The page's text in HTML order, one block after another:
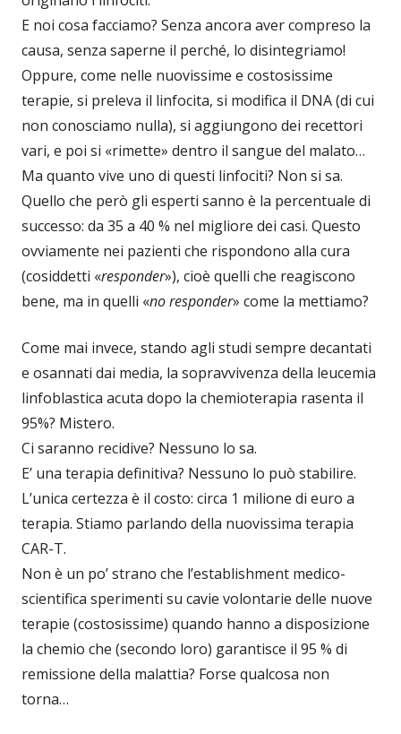
E noi cosa facciamo? Senza ancora aver compreso la
causa, senza saperne il perché, lo disintegriamo!
Oppure, come nelle nuovissime e costosissime
terapie, si preleva il linfocita, si modifica il DNA (di cui
non conosciamo nulla), si aggiungono dei recettori
vari, e poi si «rimette» dentro il sangue del malato…
Ma quanto vive uno di questi linfociti? Non si sa.
Quello che però gli esperti sanno è la percentuale di
successo: da 35 a 40 % nel migliore dei casi. Questo
ovviamente nei pazienti che rispondono alla cura
(cosiddetti «responder»), cioè quelli che reagiscono
bene, ma in quelli «no responder» come la mettiamo?
Come mai invece, stando agli studi sempre decantati
e osannati dai media, la sopravvivenza della leucemia
linfoblastica acuta dopo la chemioterapia rasenta il
95%? Mistero.
Ci saranno recidive? Nessuno lo sa.
E’ una terapia definitiva? Nessuno lo può stabilire.
L’unica certezza è il costo: circa 1 milione di euro a
terapia. Stiamo parlando della nuovissima terapia
CAR-T.
Non è un po’ strano che l’establishment medico-
scientifica sperimenti su cavie volontarie delle nuove
terapie (costosissime) quando hanno a disposizione
la chemio che (secondo loro) garantisce il 95 % di
remissione della malattia? Forse qualcosa non
torna…